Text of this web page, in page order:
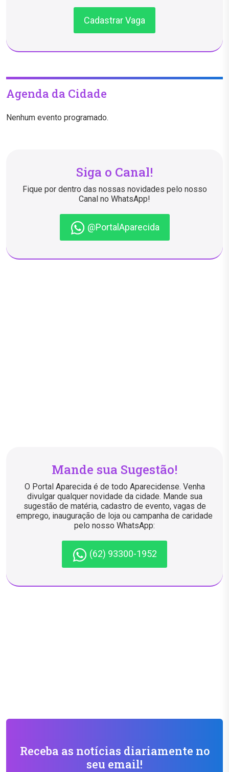
Cadastrar Vaga
Agenda da Cidade
Nenhum evento programado.
Siga o Canal!
Fique por dentro das nossas novidades pelo nosso
Canal no WhatsApp!
@PortalAparecida
Mande sua Sugestão!
O Portal Aparecida é de todo Aparecidense. Venha
divulgar qualquer novidade da cidade. Mande sua
sugestão de matéria, cadastro de evento, vagas de
emprego, inauguração de loja ou campanha de caridade
pelo nosso WhatsApp:
(62) 93300-1952
Receba as notícias diariamente no
seu email!